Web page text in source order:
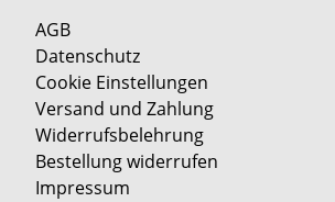
AGB
Datenschutz
Cookie Einstellungen
Versand und Zahlung
Widerrufsbelehrung
Bestellung widerrufen
Impressum